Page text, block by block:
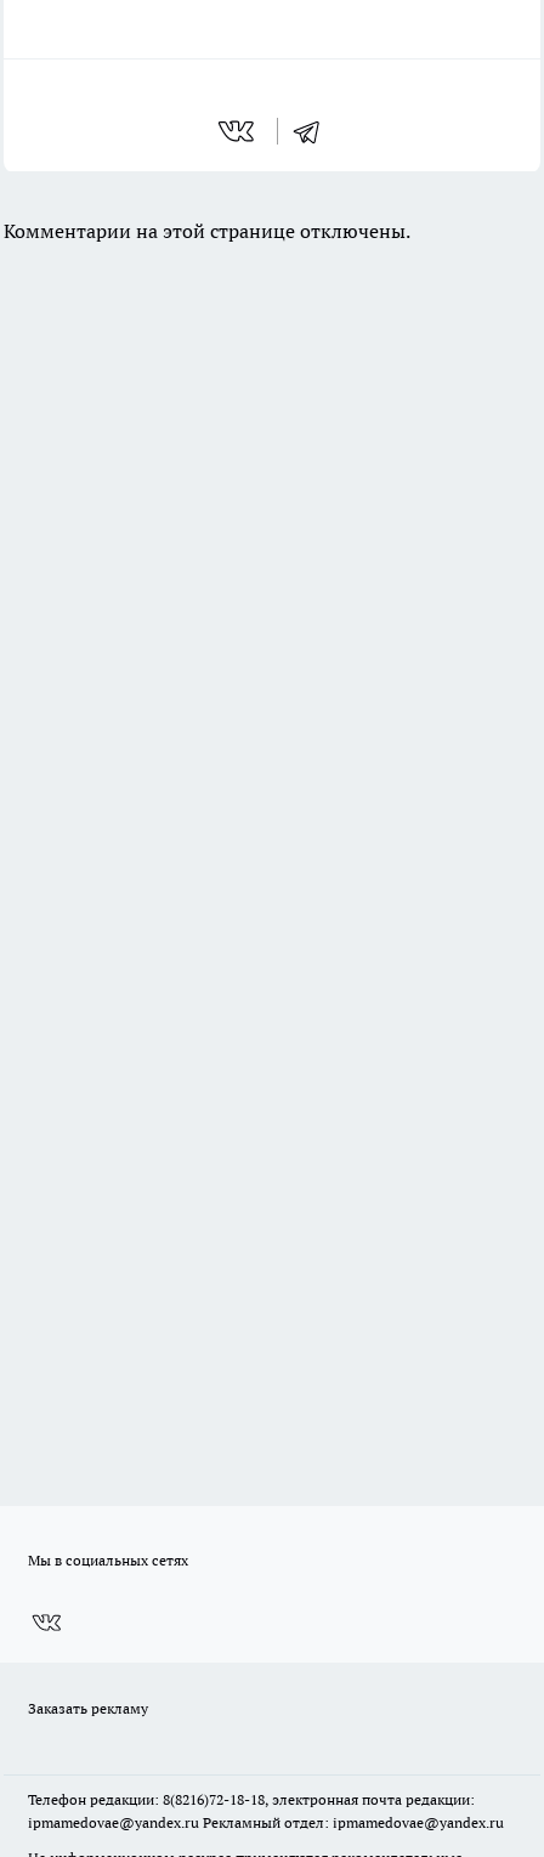
Комментарии на этой странице отключены.
Мы в социальных сетях
Заказать рекламу
Телефон редакции: 8(8216)72-18-18, электронная почта редакции:
ipmamedovae@yandex.ru Рекламный отдел: ipmamedovae@yandex.ru